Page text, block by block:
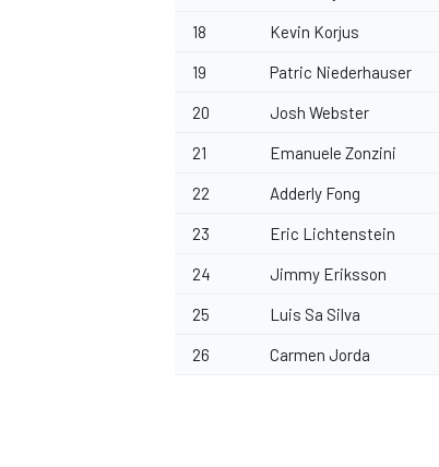
18 Kevin Korjus
19 Patric Niederhauser
20 Josh Webster
21 Emanuele Zonzini
22 Adderly Fong
23 Eric Lichtenstein
24 Jimmy Eriksson
25 Luis Sa Silva
26 Carmen Jorda